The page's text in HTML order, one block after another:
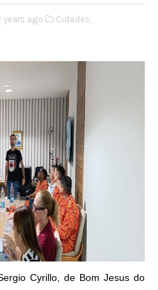
years ago Cidades,
Cyrillo, de Bom Jesus do